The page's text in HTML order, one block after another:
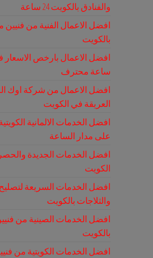
والفنادق بالكويت 24 ساعة
افضل الاعمال الفنية من
بالكويت
ساعة محترف
افضل الاعمال من شركة اوك
العريقة في الكويت
افضل الخدمات الالمانية
على مدار الساعة
افضل الخدمات الجديدة
الكويت
افضل الخدمات السريعة لتصليح
والثلاجات بالكويت
افضل الخدمات الصينية من
بالكويت